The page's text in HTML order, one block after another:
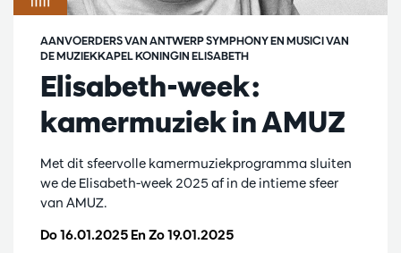
Elisabeth-week:
kamermuziek in AMUZ
AANVOERDERS VAN ANTWERP SYMPHONY EN MUSICI VAN
DE MUZIEKKAPEL KONINGIN ELISABETH
Do 16.01.2025 EnZo 19.01.2025
Met dit sfeervolle kamermuziekprogramma sluiten
we de Elisabeth-week 2025 af in de intieme sfeer
van AMUZ.